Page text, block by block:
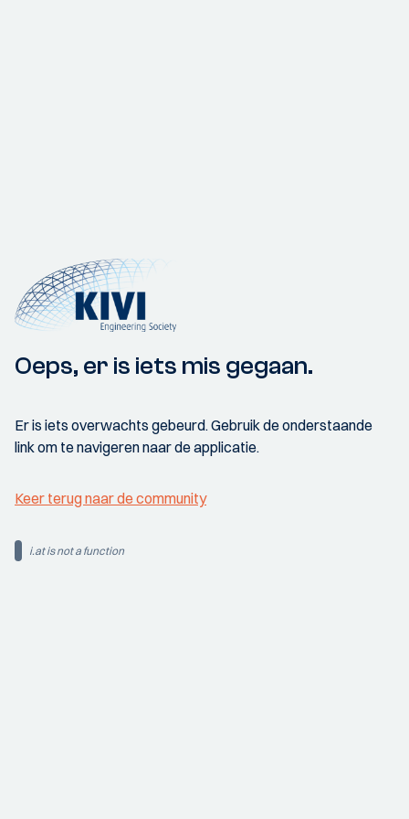
Oeps, er is iets mis gegaan.
Er is iets overwachts gebeurd. Gebruik de onderstaande
link om te navigeren naar de applicatie.
Keer terug naar de community
i.at is not a function